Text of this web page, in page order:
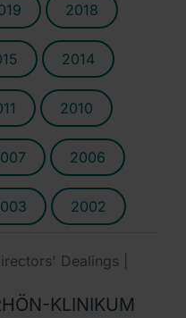
2018
2014
2010
2006
2002
Dealings |
KLINIKUM